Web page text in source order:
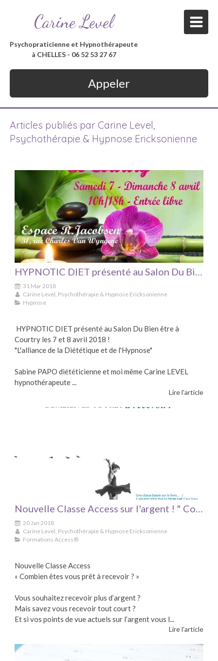
Carine Level
Psychopraticienne et Hypnothérapeute
à CHELLES - 06 52 53 27 67
Appeler
Articles publiés par Carine Level,
Psychothérapie & Hypnose Ericksonienne
HYPNOTIC DIET présenté au Salon Du Bien être à Courtry les 7 et 8 avril 2018 !
31 Mar 2018
Carine Level, Psychothérapie & Hypnose Ericksonienne
Hypnose
HYPNOTIC DIET présenté au Salon Du Bien être à
Courtry les 7 et 8 avril 2018 !
"L'alliance de la Diététique et de l'Hypnose"
Sabine PAPO diététicienne et moi même Carine LEVEL
hypnothérapeute ...
Lire l'article
Nouvelle Classe Access sur l'argent ! " Combien êtes-vous prêt à recevoir ?"
20 Jan 2018
Carine Level, Psychothérapie & Hypnose Ericksonienne
Formations Access®
Nouvelle Classe Access
« Combien êtes vous prêt à recevoir ? »
Vous souhaitez recevoir plus d’argent ?
Mais savez vous recevoir tout court ?
Et si vos points de vue actuels sur l’argent vous l...
Lire l'article